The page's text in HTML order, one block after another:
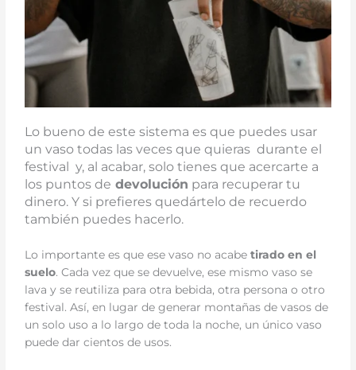
Lo bueno de este sistema es que puedes usar
un vaso todas las veces que quieras durante el
festival y, al acabar, solo tienes que acercarte a
los puntos de devolución para recuperar tu
dinero. Y si prefieres quedártelo de recuerdo
también puedes hacerlo.
Lo importante es que ese vaso no acabe tirado en el
suelo. Cada vez que se devuelve, ese mismo vaso se
lava y se reutiliza para otra bebida, otra persona o otro
festival. Así, en lugar de generar montañas de vasos de
un solo uso a lo largo de toda la noche, un único vaso
puede dar cientos de usos.